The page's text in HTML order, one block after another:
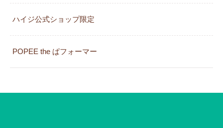
ハイジ公式ショップ限定
POPEE the ぱフォーマー